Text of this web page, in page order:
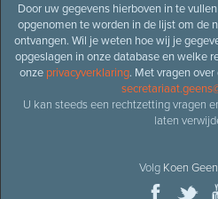
Door uw gegevens hierboven in te
opgenomen te worden in de lijst om de
ontvangen. Wil je weten hoe wij je
opgeslagen in onze database en welke
onze privacyverklaring. Met vragen
U kan steeds een rechtzetting vragen
laten
Volg Koen